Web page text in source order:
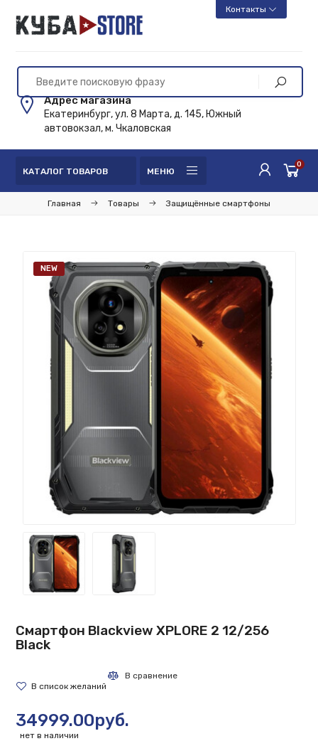
Контакты
Адрес магазина
Екатеринбург, ул. 8 Марта, д. 145, Южный
автовокзал, м. Чкаловская
КАТАЛОГ ТОВАРОВ МЕНЮ
0
Главная Товары Защищённые смартфоны
NEW
Смартфон Blackview XPLORE 2 12/256
Black
34999.00руб.
нет в наличии